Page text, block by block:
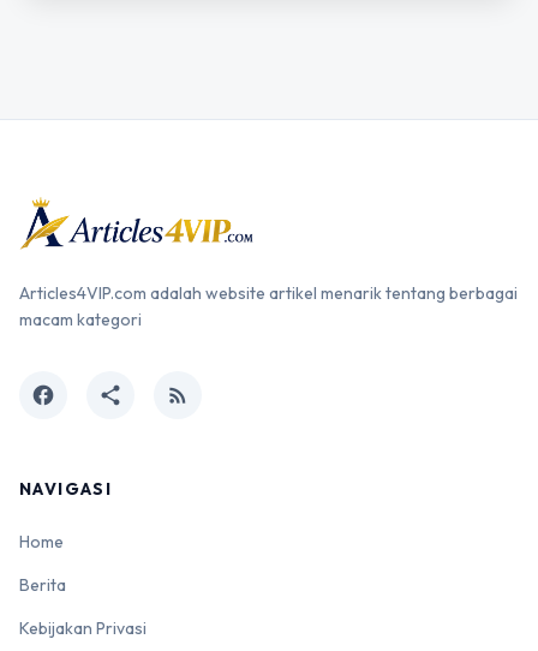
Articles4VIP.com adalah website artikel menarik tentang berbagai
macam kategori
facebook share rss_feed
NAVIGASI
Home
Berita
Kebijakan Privasi